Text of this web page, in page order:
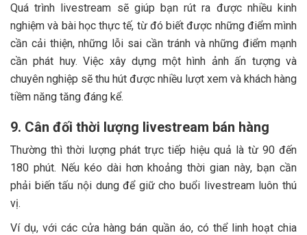
Quá trình livestream sẽ giúp bạn rút ra được nhiều kinh
nghiệm và bài học thực tế, từ đó biết được những điểm mình
cần cải thiện, những lỗi sai cần tránh và những điểm mạnh
cần phát huy. Việc xây dựng một hình ảnh ấn tượng và
chuyên nghiệp sẽ thu hút được nhiều lượt xem và khách hàng
tiềm năng tăng đáng kể.
9. Cân đối thời lượng livestream bán hàng
Thường thì thời lượng phát trực tiếp hiệu quả là từ 90 đến
180 phút. Nếu kéo dài hơn khoảng thời gian này, bạn cần
phải biến tấu nội dung để giữ cho buổi livestream luôn thú
vị.
Ví dụ, với các cửa hàng bán quần áo, có thể linh hoạt chia